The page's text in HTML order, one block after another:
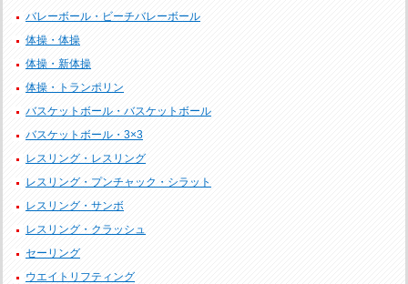
バレーボール・ビーチバレーボール
体操・体操
体操・新体操
体操・トランポリン
バスケットボール・バスケットボール
バスケットボール・3×3
レスリング・レスリング
レスリング・プンチャック・シラット
レスリング・サンボ
レスリング・クラッシュ
セーリング
ウエイトリフティング